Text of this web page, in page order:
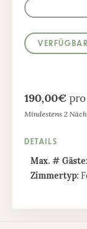
190,00€
Mindestens 2
DETAILS
Max. # Gäste:
Zimmertyp: